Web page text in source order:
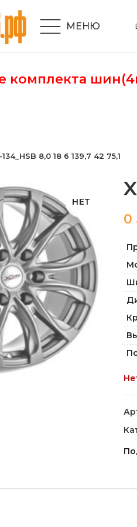
МЕНЮ
комплекта
8,0 18 6 139,7 42 75,1
НЕТ